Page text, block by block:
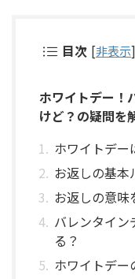
目次 [非表示]
ホワイトデー！
けど？の疑問を
ホワイトデー
お返しの基本
お返しの意味
バレンタイン
る？
ホワイトデー